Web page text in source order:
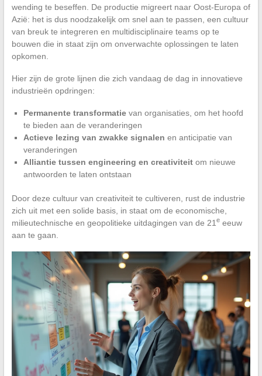
wending te beseffen. De productie migreert naar Oost-Europa of
Azië: het is dus noodzakelijk om snel aan te passen, een cultuur
van breuk te integreren en multidisciplinaire teams op te
bouwen die in staat zijn om onverwachte oplossingen te laten
opkomen.
Hier zijn de grote lijnen die zich vandaag de dag in innovatieve
industrieën opdringen:
Permanente transformatievan organisaties, om het hoofd
te bieden aan de veranderingen
Actieve lezing van zwakke signalen en anticipatie van
veranderingen
Alliantie tussen engineering en creativiteitom nieuwe
antwoorden te laten ontstaan
Door deze cultuur van creativiteit te cultiveren, rust de industrie
zich uit met een solide basis, in staat om de economische,
milieutechnische en geopolitieke uitdagingen van de 21 eeeuw
aan te gaan.